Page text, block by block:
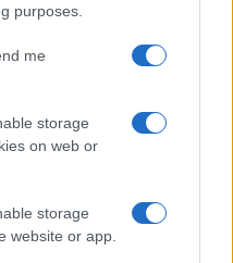
purposes.
me
storage
on web or
storage
website or app.